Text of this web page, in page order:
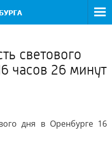
светового
часов 26 минут
дня в Оренбурге 16